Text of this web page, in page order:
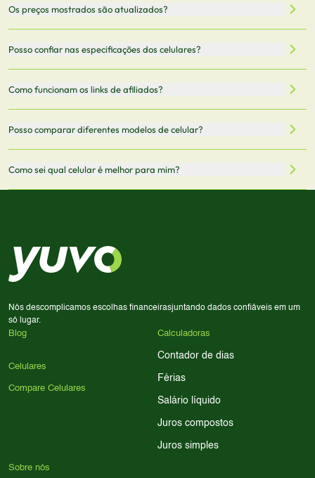
armazenamento, memória RAM, bateria e conectividade
5G.
Os preços mostrados são atualizados?
vendedor antes de finalizar sua compra.
Posso confiar nas especificações dos celulares?
informações mais recentes de cada modelo.
Como funcionam os links de afiliados?
comissão sem custo adicional para você.
Posso comparar diferentes modelos de celular?
Sim! Você pode selecionar até 3 celulares para comparar
Como sei qual celular é melhor para mim?
processador e bateria são essenciais. Use nossos filtros
para encontrar o celular ideal.
Nós descomplicamos escolhas financeirasjuntando dados confiáveis em um
só lugar.
Blog
Celulares
Compare Celulares
Calculadoras
Contador de dias
Férias
Salário líquido
Juros compostos
Juros simples
Sobre nós